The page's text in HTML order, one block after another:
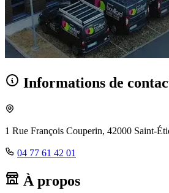
Informations de
1 Rue François Couperin, 42000 Saint-
04 77 61 42 01
À propos